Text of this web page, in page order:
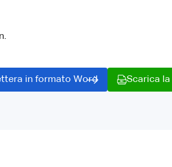
in formato Word Scarica